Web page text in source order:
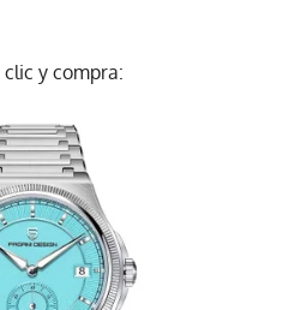
clic y compra: